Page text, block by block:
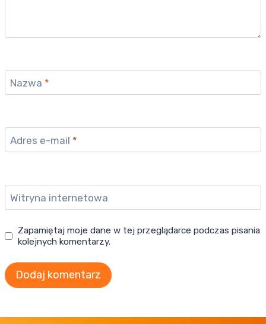
Nazwa *
Adres e-mail *
Witryna internetowa
Zapamiętaj moje dane w tej przeglądarce podczas pisania
kolejnych komentarzy.